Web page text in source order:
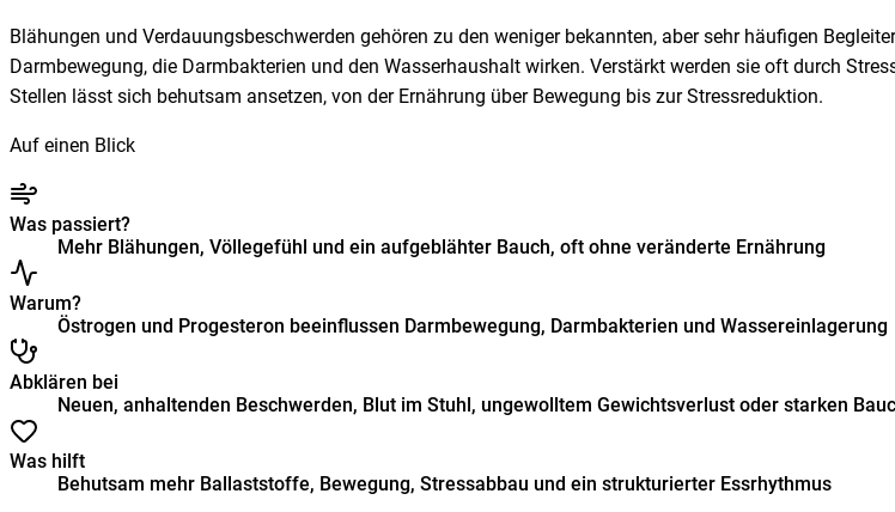
Blähungen und Verdauungsbeschwerden gehören zu den weniger bekannten, aber sehr häufigen
Darmbewegung, die Darmbakterien und den Wasserhaushalt wirken. Verstärkt werden sie oft durch
Stellen lässt sich behutsam ansetzen, von der Ernährung über Bewegung bis zur Stressreduktion.
Auf einen Blick
Was passiert?
Mehr Blähungen, Völlegefühl und ein aufgeblähter Bauch, oft ohne veränderte Ernährung
Warum?
Östrogen und Progesteron beeinflussen Darmbewegung, Darmbakterien und Wassereinlagerung
Abklären bei
Neuen, anhaltenden Beschwerden, Blut im Stuhl, ungewolltem Gewichtsverlust oder starken
Was hilft
Behutsam mehr Ballaststoffe, Bewegung, Stressabbau und ein strukturierter Essrhythmus